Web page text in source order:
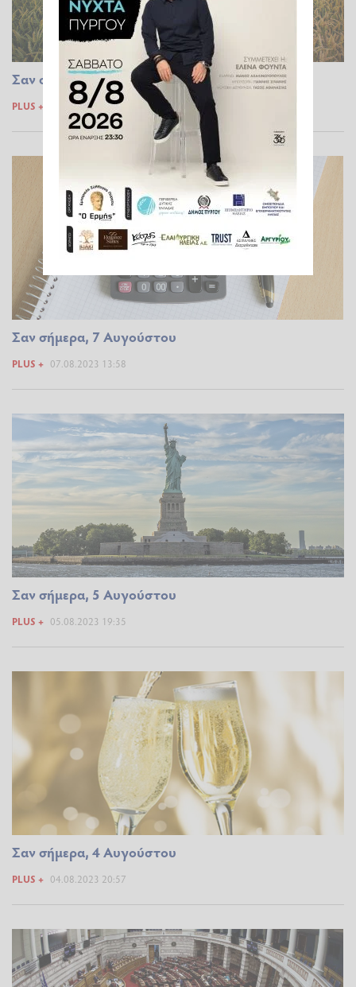
Σαν σήμερα, 25 Αυγούστου
PLUS + 25.08.2023 21:37
Σαν σήμερα, 7 Αυγούστου
PLUS + 07.08.2023 13:58
Σαν σήμερα, 5 Αυγούστου
PLUS + 05.08.2023 19:35
Σαν σήμερα, 4 Αυγούστου
PLUS + 04.08.2023 20:57